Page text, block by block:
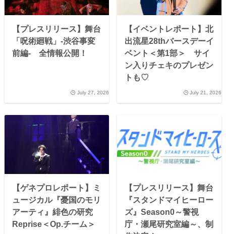
【プレスリリース】舞台
「呪術廻戦」-渋谷事変
前編- 全情報公開！
July 27, 2026
【イベントレポート】北
出流星28thバースデーイ
ベント＜第1部＞ サイ
ン入りチェキのプレゼン
トも♡
July 21, 2026
【ゲネプロレポート】ミ
ュージカル『憂国のモリ
アーティ』緋色の研究
Reprise＜Op.チーム＞
【プレスリリース】舞台
『スタンドマイヒーロー
ズ』Season0～警視
庁・瀬尾研究室編～、制